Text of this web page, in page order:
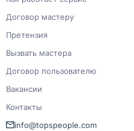
Договор мастеру
Претензия
Вызвать мастера
Договор пользователю
Вакансии
Контакты
info@topspeople.com